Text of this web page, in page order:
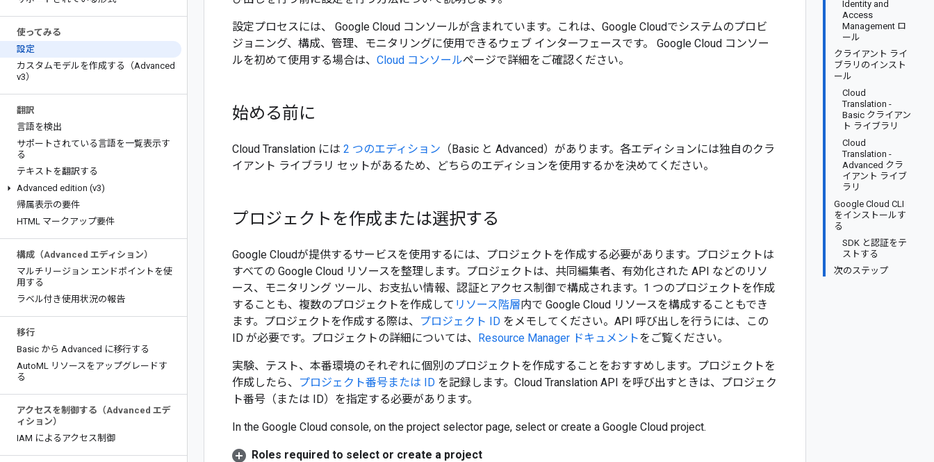
使ってみる
設定
カスタムモデルを作成する（Advanced
v3）
翻訳
言語を検出
サポートされている言語を一覧表示す
る
テキストを翻訳する
Advanced edition (v3)
帰属表示の要件
HTML マークアップ要件
構成（Advanced エディション）
マルチリージョン エンドポイントを使
用する
ラベル付き使用状況の報告
移行
Basic から Advanced に移行する
AutoML リソースをアップグレードす
る
アクセスを制御する（Advanced エデ
ィション）
IAM によるアクセス制御
Identity and
Access
Management ロ
ール
クライアント ライ
ブラリのインスト
ール
Cloud
Translation -
Basic クライアン
ト ライブラリ
Cloud
Translation -
Advanced クラ
イアント ライブ
ラリ
Google Cloud CLI
をインストールす
る
SDK と認証をテ
ストする
次のステップ
設定プロセスには、 Google Cloud コンソールが含まれています。これは、Google Cloudでシステムのプロビ
ジョニング、構成、管理、モニタリングに使用できるウェブ インターフェースです。 Google Cloud コンソー
ルを初めて使用する場合は、 Cloud コンソールページで詳細をご確認ください。
始める前に
Cloud Translation には 2 つのエディション （Basic と Advanced）があります。 各エディションには独自のクラ
イアント ライブラリ セットがあるため、どちらのエディションを使用するかを決めてください。
プロジェクトを作成または選択する
Google Cloudが提供するサービスを使用するには、プロジェクトを作成する必要があります。
プロジェクトは
すべての Google Cloud リソースを整理します。プロジェクトは、共同編集者、有効化された API などのリソ
ース、モニタリング ツール、お支払い情報、認証とアクセス制御で構成されます。1 つのプロジェクトを作成
することも、複数のプロジェクトを作成して リソース階層内で Google Cloud リソースを構成することもでき
ます。プロジェクトを作成する際は、
プロジェクト ID をメモしてください。API 呼び出しを行うには、この
ID が必要です。プロジェクトの詳細については、 Resource Manager ドキュメントをご覧ください。
実験、テスト、本番環境のそれぞれに個別のプロジェクトを作成することをおすすめします。プロジェクトを
作成したら、
プロジェクト番号または ID を記録します。Cloud Translation API を呼び出すときは、プロジェク
ト番号（または ID）を指定する必要があります。
In the Google Cloud console, on the project selector page, select or create a Google Cloud project.
Roles required to select or create a project